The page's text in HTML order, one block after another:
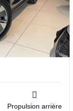
Propulsion arrière